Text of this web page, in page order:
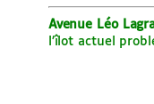
Avenue Léo
l’îlot actuel